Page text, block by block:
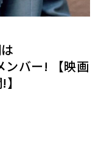
ンバー! 【映画